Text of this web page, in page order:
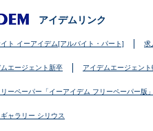
アイデムリンク
ト イーアイデム[アルバイト・パート] 求
エージェント新卒 アイデムエージェント
ーペーパー「イーアイデム フリーペーパー版」
ャラリー シリウス